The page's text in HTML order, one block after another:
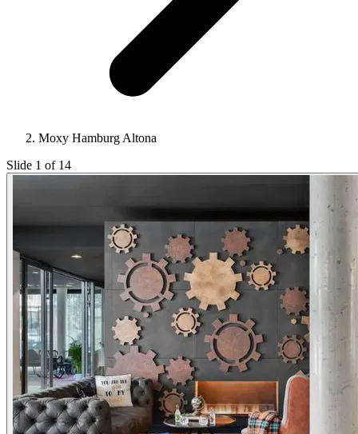
Moxy Hamburg Altona
Slide 1 of 14